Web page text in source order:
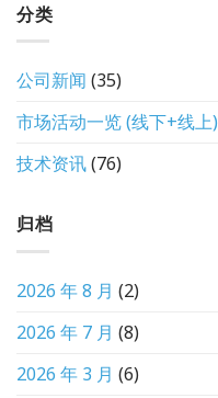
分类
公司新闻 (35)
市场活动一览 (线下+线上)
技术资讯(76)
归档
2026 年 8 月 (2)
2026 年 7 月 (8)
2026 年 3 月 (6)